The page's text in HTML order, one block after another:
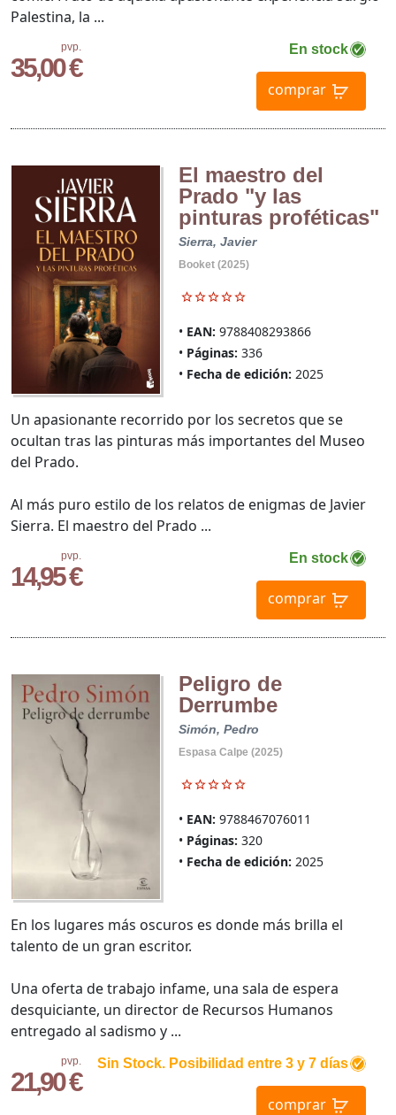
pvp.
35,00 €
En stock
comprar
Palestina, la ...
El maestro del
Prado "y las
pinturas proféticas"
Sierra, Javier
Booket (2025)
EAN: 9788408293866
Páginas: 336
Fecha de edición: 2025
pvp.
14,95 €
En stock
comprar
Un apasionante recorrido por los secretos que se
ocultan tras las pinturas más importantes del Museo
del Prado.
Al más puro estilo de los relatos de enigmas de Javier
Sierra. El maestro del Prado ...
Peligro de
Derrumbe
Simón, Pedro
Espasa Calpe (2025)
EAN: 9788467076011
Páginas: 320
Fecha de edición: 2025
pvp.
21,90 €
Sin Stock. Posibilidad entre 3 y 7 días
comprar
En los lugares más oscuros es donde más brilla el
talento de un gran escritor.
Una oferta de trabajo infame, una sala de espera
desquiciante, un director de Recursos Humanos
entregado al sadismo y ...